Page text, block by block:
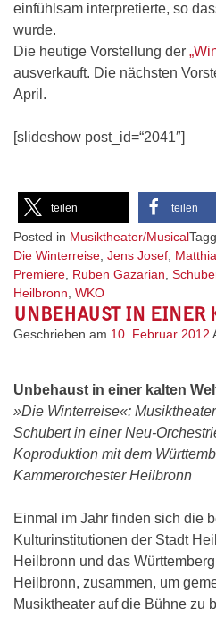
einfühlsam interpretierte, so
wurde.
Die heutige Vorstellung der
ausverkauft. Die nächsten
April.
[slideshow post_id=“2041″]
teilen teilen
Posted in Musiktheater/Musical
Die Winterreise, Jens Josef,
Premiere, Ruben Gazarian,
Heilbronn, WKO
UNBEHAUST IN EINER
Geschrieben am 10. Februar 2012
Unbehaust in einer kalten
»Die Winterreise«:
Schubert in einer Neu-
Koproduktion mit dem
Kammerorchester Heilbronn
Einmal im Jahr finden sich die
Kulturinstitutionen der Stadt
Heilbronn und das
Heilbronn, zusammen, um
Musiktheater auf die Bühne zu